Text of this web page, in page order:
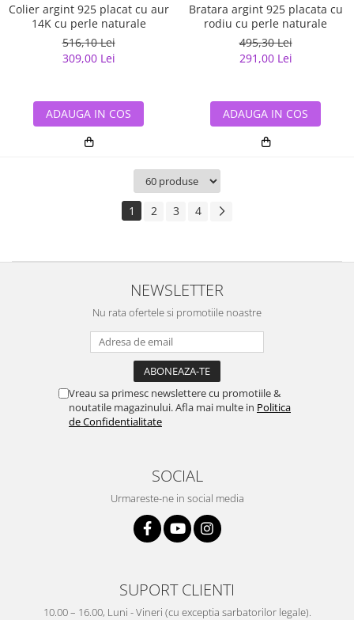
Colier argint 925 placat cu aur
14K cu perle naturale
516,10 Lei
309,00 Lei
ADAUGA IN COS
Bratara argint 925 placata cu
rodiu cu perle naturale
495,30 Lei
291,00 Lei
ADAUGA IN COS
1 2 3 4
NEWSLETTER
Nu rata ofertele si promotiile noastre
Vreau sa primesc newslettere cu promotiile &
noutatile magazinului. Afla mai multe in Politica
de Confidentialitate
SOCIAL
Urmareste-ne in social media
SUPORT CLIENTI
10.00 – 16.00, Luni - Vineri (cu exceptia sarbatorilor legale).